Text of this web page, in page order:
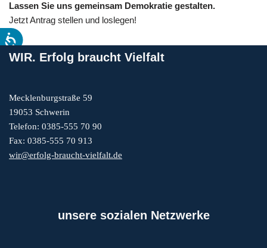
Lassen Sie uns gemeinsam Demokratie gestalten.
Jetzt Antrag stellen und loslegen!
WIR. Erfolg braucht Vielfalt
Mecklenburgstraße 59
19053 Schwerin
Telefon: 0385-555 70 90
Fax: 0385-555 70 913
wir@erfolg-braucht-vielfalt.de
unsere sozialen Netzwerke